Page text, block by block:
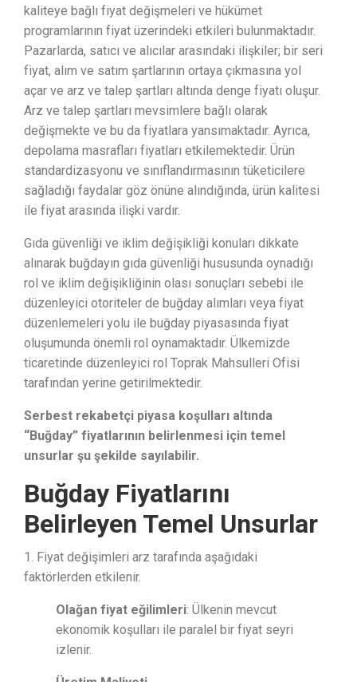
kaliteye bağlı fiyat değişmeleri ve hükümet
programlarının fiyat üzerindeki etkileri bulunmaktadır.
Pazarlarda, satıcı ve alıcılar arasındaki ilişkiler; bir seri
fiyat, alım ve satım şartlarının ortaya çıkmasına yol
açar ve arz ve talep şartları altında denge fiyatı oluşur.
Arz ve talep şartları mevsimlere bağlı olarak
değişmekte ve bu da fiyatlara yansımaktadır. Ayrıca,
depolama masrafları fiyatları etkilemektedir. Ürün
standardizasyonu ve sınıflandırmasının tüketicilere
sağladığı faydalar göz önüne alındığında, ürün kalitesi
ile fiyat arasında ilişki vardır.
Gıda güvenliği ve iklim değişikliği konuları dikkate
alınarak buğdayın gıda güvenliği hususunda oynadığı
rol ve iklim değişikliğinin olası sonuçları sebebi ile
düzenleyici otoriteler de buğday alımları veya fiyat
düzenlemeleri yolu ile buğday piyasasında fiyat
oluşumunda önemli rol oynamaktadır. Ülkemizde
ticaretinde düzenleyici rol Toprak Mahsulleri Ofisi
tarafından yerine getirilmektedir.
Serbest rekabetçi piyasa koşulları altında
“Buğday” fiyatlarının belirlenmesi için temel
unsurlar şu şekilde sayılabilir.
Buğday Fiyatlarını
Belirleyen Temel Unsurlar
1. Fiyat değişimleri arz tarafında aşağıdaki
faktörlerden etkilenir.
Olağan fiyat eğilimleri: Ülkenin mevcut
ekonomik koşulları ile paralel bir fiyat seyri
izlenir.